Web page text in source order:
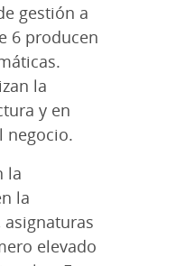
gestión a
6 producen
la
y en
negocio.
la
la
asignaturas
elevado